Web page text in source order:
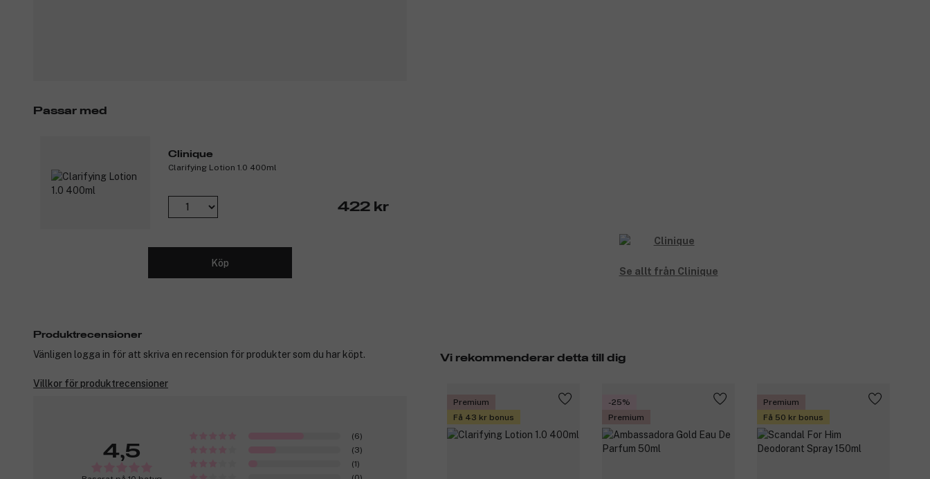
Passar med
Clinique
Clarifying Lotion 1.0 400ml
422 kr
Köp
Se allt från Clinique
Vi rekommenderar detta till dig
Premium
Få 43 kr bonus
-25%
Premium
Premium
Få 50 kr bonus
Produktrecensioner
Vänligen logga in för att skriva en recension för produkter som du har köpt.
Villkor för produktrecensioner
4,5
(6)
(3)
(1)